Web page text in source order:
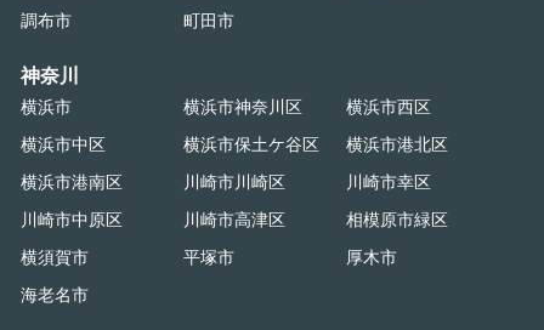
調布市
町田市
神奈川
横浜市 横浜市神奈川区
横浜市西区
横浜市中区
横浜市保土ケ谷区
横浜市港北区
横浜市港南区
川崎市川崎区
川崎市幸区
川崎市中原区
川崎市高津区
相模原市緑区
横須賀市
平塚市
厚木市
海老名市